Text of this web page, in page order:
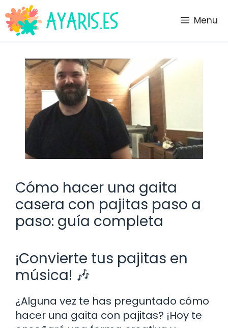
Saltar
al
contenido
Menu
Cómo hacer una gaita
casera con pajitas paso a
paso: guía completa
¡Convierte tus pajitas en
música! 🎶
¿Alguna vez te has preguntado cómo
hacer una gaita con pajitas? ¡Hoy te